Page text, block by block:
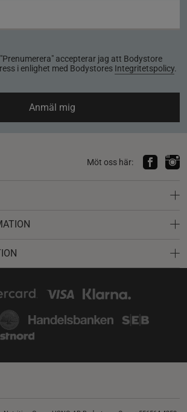
accepterar jag att Bodystore
i enlighet med Bodystores Integritetspolicy.
Anmäl mig
Möt oss här: